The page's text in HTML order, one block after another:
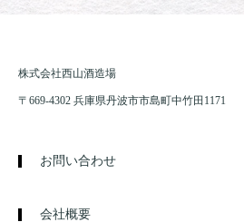
株式会社西山酒造場
〒669-4302 兵庫県丹波市市島町中竹田1171
お問い合わせ
会社概要